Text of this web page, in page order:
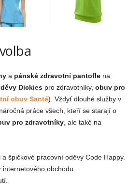
a pánské zdravotní pantoflena
Dickiespro zdravotníky, obuv pro
obuv Santé). Vždyť dlouhé služby v
práce všech, kteří se starají o
pro zdravotníky, ale také na
špičkové pracovní oděvy Code Happy.
internetového obchodu